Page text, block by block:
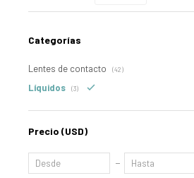
Categorías
Lentes de contacto (42)
Líquidos (3)
Precio (USD)